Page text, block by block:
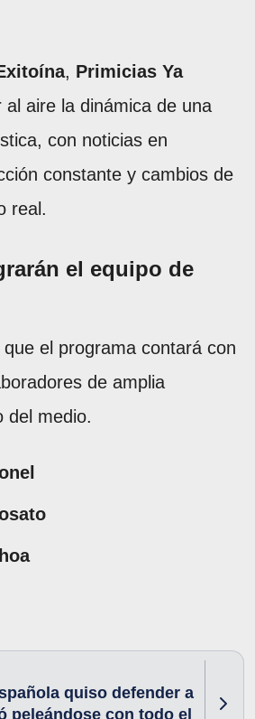
, Primicias Ya
al aire la dinámica de una
con noticias en
constante y cambios de
real.
el equipo de
el programa contará con
de amplia
del medio.
quiso defender a
peleándose con todo el